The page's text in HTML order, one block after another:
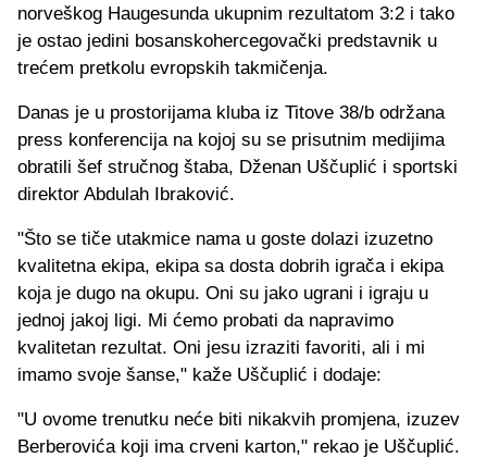
norveškog Haugesunda ukupnim rezultatom 3:2 i tako
je ostao jedini bosanskohercegovački predstavnik u
trećem pretkolu evropskih takmičenja.
Danas je u prostorijama kluba iz Titove 38/b održana
press konferencija na kojoj su se prisutnim medijima
obratili šef stručnog štaba, Dženan Uščuplić i sportski
direktor Abdulah Ibraković.
"Što se tiče utakmice nama u goste dolazi izuzetno
kvalitetna ekipa, ekipa sa dosta dobrih igrača i ekipa
koja je dugo na okupu. Oni su jako ugrani i igraju u
jednoj jakoj ligi. Mi ćemo probati da napravimo
kvalitetan rezultat. Oni jesu izraziti favoriti, ali i mi
imamo svoje šanse," kaže Uščuplić i dodaje:
"U ovome trenutku neće biti nikakvih promjena, izuzev
Berberovića koji ima crveni karton," rekao je Uščuplić.